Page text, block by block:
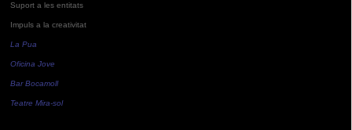
Suport a les entitats
Impuls a la creativitat
La Pua
Oficina Jove
Bar Bocamoll
Teatre Mira-sol